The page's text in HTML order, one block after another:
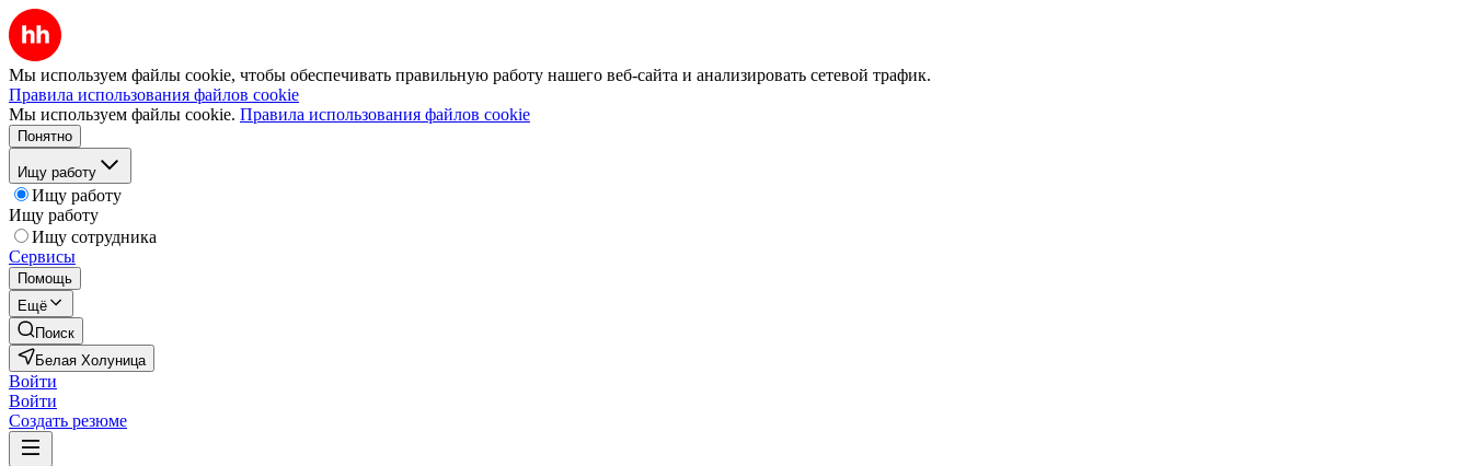
Мы используем файлы cookie, чтобы обеспечивать правильную работу нашего веб-сайта и анализировать сетевой трафик.
Правила использования файлов cookie
Мы используем файлы cookie. Правила использования файлов cookie
Понятно
Ищу работу
Ищу работу
Ищу работу
Ищу сотрудника
Сервисы
Помощь
Ещё
Поиск
Белая Холуница
Войти
Войти
Создать резюме